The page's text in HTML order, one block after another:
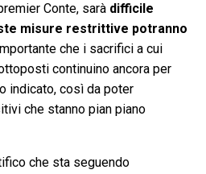
Conte, sarà difficile
misure restrittive potranno
che i sacrifici a cui
continuino ancora per
indicato, così da poter
che stanno pian piano
che sta seguendo